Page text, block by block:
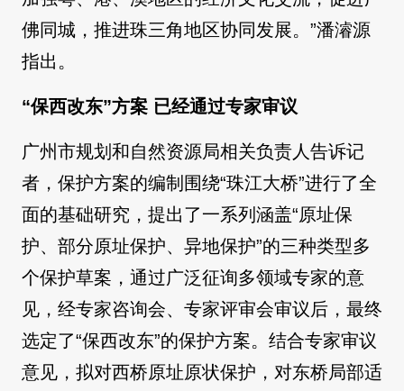
佛同城，推进珠三角地区协同发展。”潘濬源
指出。
“保西改东”方案 已经通过专家审议
广州市规划和自然资源局相关负责人告诉记
者，保护方案的编制围绕“珠江大桥”进行了全
面的基础研究，提出了一系列涵盖“原址保
护、部分原址保护、异地保护”的三种类型多
个保护草案，通过广泛征询多领域专家的意
见，经专家咨询会、专家评审会审议后，最终
选定了“保西改东”的保护方案。结合专家审议
意见，拟对西桥原址原状保护，对东桥局部适